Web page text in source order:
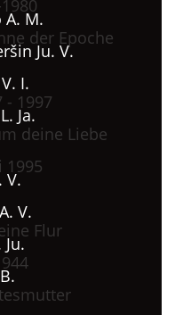
A. M.
der Epoche
Ju. V.
I.
- 1997
Ja.
deine Liebe
1995
V.
V.
Flur
Ju.